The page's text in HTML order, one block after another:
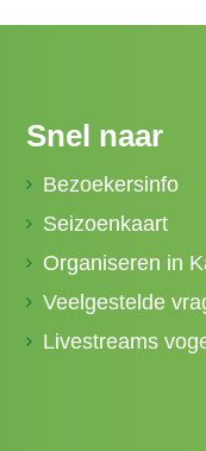
Snel naar
Bezoekersinfo
Seizoenkaart
Organiseren in
Veelgestelde
Livestreams